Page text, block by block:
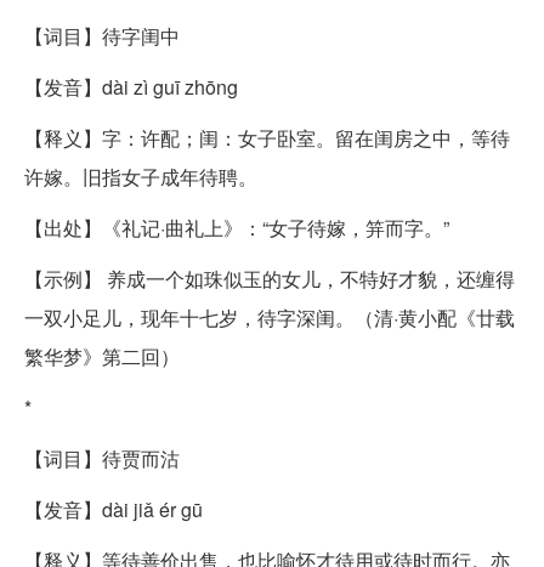
【词目】待字闺中
【发音】dài zì guī zhōng
【释义】字：许配；闺：女子卧室。留在闺房之中，等待
许嫁。旧指女子成年待聘。
【出处】《礼记·曲礼上》：“女子待嫁，笄而字。”
【示例】 养成一个如珠似玉的女儿，不特好才貌，还缠得
一双小足儿，现年十七岁，待字深闺。（清·黄小配《廿载
繁华梦》第二回）
*
【词目】待贾而沽
【发音】dài jiǎ ér gū
【释义】等待善价出售，也比喻怀才待用或待时而行。亦